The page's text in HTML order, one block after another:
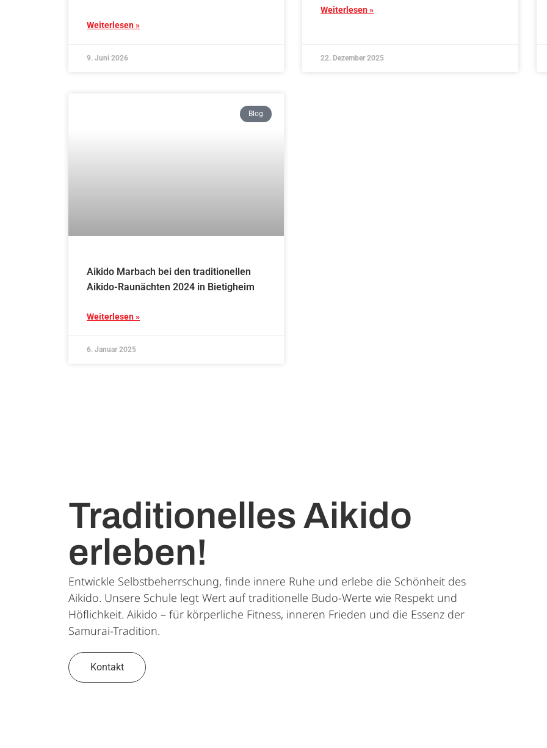
Weiterlesen »
9. Juni 2026
Weiterlesen »
22. Dezember 2025
Blog
Aikido Marbach bei den traditionellen
Aikido-Raunächten 2024 in Bietigheim
Weiterlesen »
6. Januar 2025
Traditionelles Aikido
erleben!
Entwickle Selbstbeherrschung, finde innere Ruhe und erlebe die Schönheit des
Aikido. Unsere Schule legt Wert auf traditionelle Budo-Werte wie Respekt und
Höflichkeit. Aikido – für körperliche Fitness, inneren Frieden und die Essenz der
Samurai-Tradition.
Kontakt